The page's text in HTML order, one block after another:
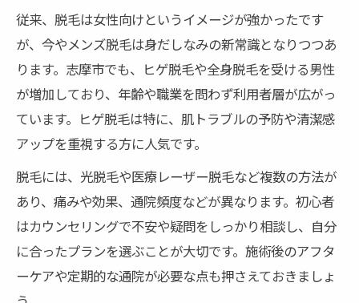
従来、脱毛は女性向けというイメージが強かったです
が、今やメンズ脱毛は身だしなみの新常識となりつつあ
ります。志摩市でも、ヒゲ脱毛や全身脱毛を受ける男性
が増加しており、年齢や職業を問わず利用者層が広がっ
ています。ヒゲ脱毛は特に、肌トラブルの予防や清潔感
アップを重視する方に人気です。
脱毛には、光脱毛や医療レーザー脱毛など複数の方法が
あり、痛みや効果、通院頻度などが異なります。初心者
はカウンセリングで不安や疑問をしっかり相談し、自分
に合ったプランを選ぶことが大切です。施術後のアフタ
ーケアや定期的な通院が必要な点も押さえておきましょ